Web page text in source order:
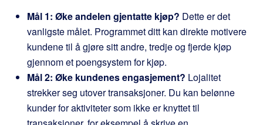
Mål 1: Øke andelen gjentatte kjøp? Dette er det
vanligste målet. Programmet ditt kan direkte motivere
kundene til å gjøre sitt andre, tredje og fjerde kjøp
gjennom et poengsystem for kjøp.
Mål 2: Øke kundenes engasjement? Lojalitet
strekker seg utover transaksjoner. Du kan belønne
kunder for aktiviteter som ikke er knyttet til